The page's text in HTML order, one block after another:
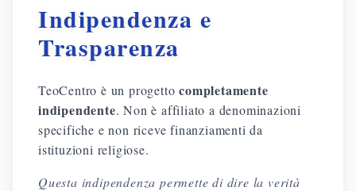
Indipendenza e
Trasparenza
TeoCentro è un progettocompletamente
indipendente. Non è affiliato a denominazioni
specifiche e non riceve finanziamenti da
istituzioni religiose.
Questa indipendenza permette di dire la verità